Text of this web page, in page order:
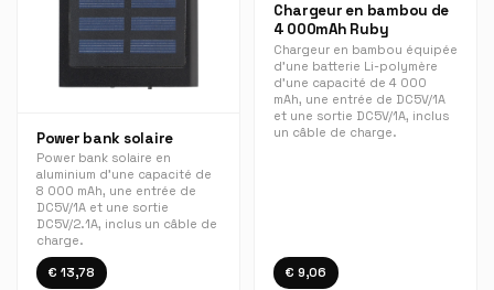
Power bank solaire
Power bank solaire en
aluminium d'une capacité de
8 000 mAh, une entrée de
DC5V/1A et une sortie
DC5V/2.1A, inclus un câble de
charge.
€ 13,78
Chargeur en bambou de
4 000mAh Ruby
Chargeur en bambou équipée
d'une batterie Li-polymère
d'une capacité de 4 000
mAh, une entrée de DC5V/1A
et une sortie DC5V/1A, inclus
un câble de charge.
€ 9,06